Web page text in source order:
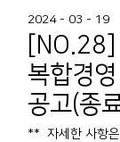
2024 - 03 - 19
복합경
공고(종
** 자세한 사항은